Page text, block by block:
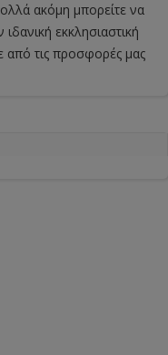
ακόμη μπορείτε να
εκκλησιαστική
από τις προσφορές μας